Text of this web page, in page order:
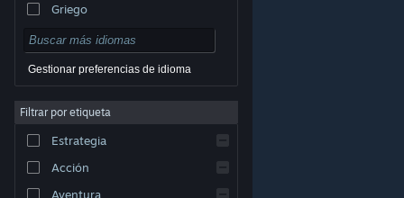
© Valve Corporation. Todos los derechos reservados.
respectivos dueños en EE. UU. y otros países.
Acuerdo de Suscriptor a Steam
Cookies
Griego
Gestionar preferencias de idioma
Filtrar por etiqueta
Estrategia
Acción
Aventura